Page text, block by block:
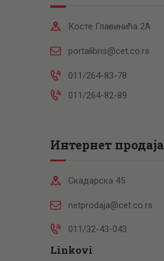
Косте Главинића 2А
portalibris@cet.co.rs
011/264-83-78
011/264-82-89
Интернет продаја
Скадарска 45
netprodaja@cet.co.rs
011/32-43-043
Linkovi